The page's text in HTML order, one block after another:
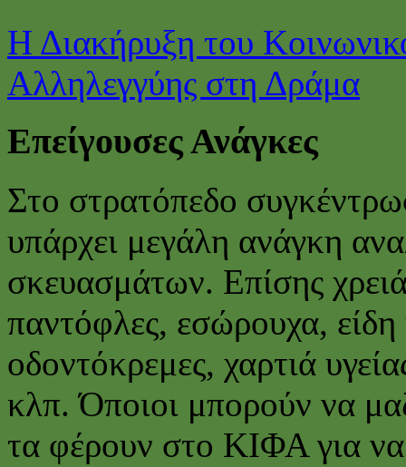
Η Διακήρυξη του
Αλληλεγγύης στη Δράμα
Επείγουσες Ανάγκες
Στο στρατόπεδο
υπάρχει μεγάλη ανάγκη
σκευασμάτων. Επίσης
παντόφλες, εσώρουχα, είδη
οδοντόκρεμες, χαρτιά
κλπ. Όποιοι μπορούν να
τα φέρουν στο ΚΙΦΑ για